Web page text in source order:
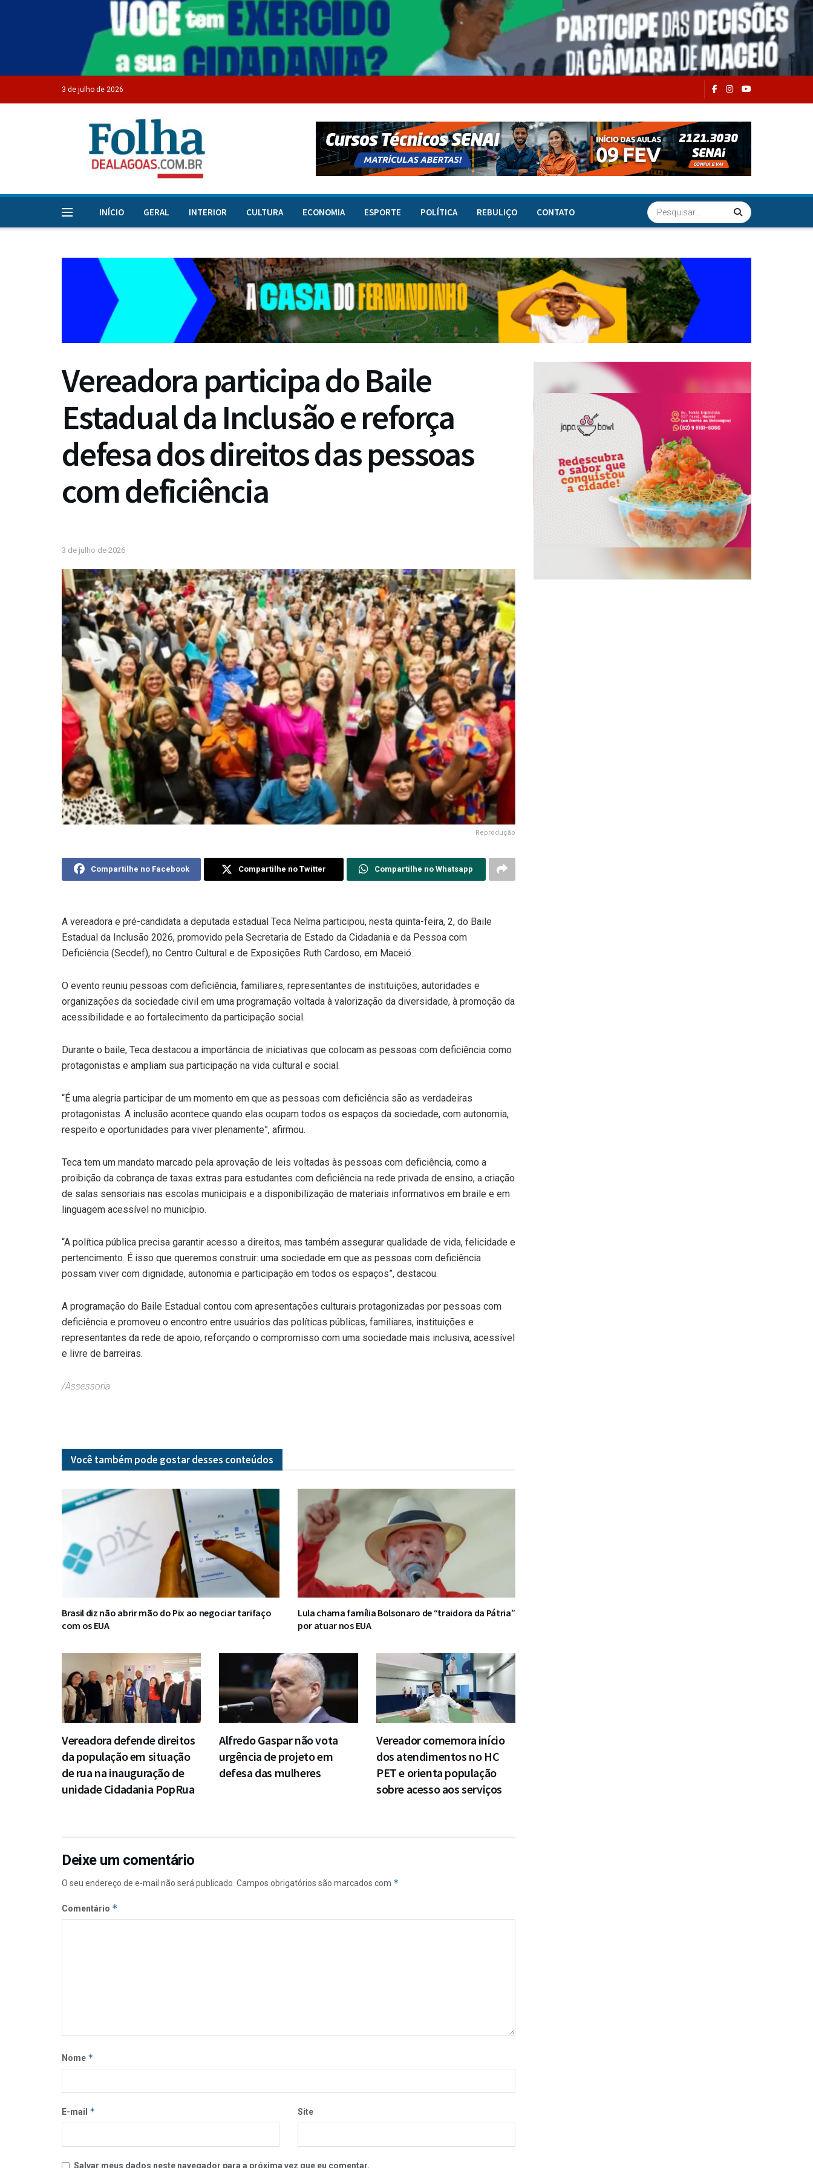
3 de julho de 2026
INÍCIO GERAL INTERIOR CULTURA ECONOMIA ESPORTE POLÍTICA REBULIÇO CONTATO
Vereadora participa do Baile
Estadual da Inclusão e reforça
defesa dos direitos das pessoas
com deficiência
3 de julho de 2026
Reprodução
Compartilhe no Facebook Compartilhe no Twitter Compartilhe no Whatsapp
A vereadora e pré-candidata a deputada estadual Teca Nelma participou, nesta quinta-feira, 2, do Baile
Estadual da Inclusão 2026, promovido pela Secretaria de Estado da Cidadania e da Pessoa com
Deficiência (Secdef), no Centro Cultural e de Exposições Ruth Cardoso, em Maceió.
O evento reuniu pessoas com deficiência, familiares, representantes de instituições, autoridades e
organizações da sociedade civil em uma programação voltada à valorização da diversidade, à promoção da
acessibilidade e ao fortalecimento da participação social.
Durante o baile, Teca destacou a importância de iniciativas que colocam as pessoas com deficiência como
protagonistas e ampliam sua participação na vida cultural e social.
“É uma alegria participar de um momento em que as pessoas com deficiência são as verdadeiras
protagonistas. A inclusão acontece quando elas ocupam todos os espaços da sociedade, com autonomia,
respeito e oportunidades para viver plenamente”, afirmou.
Teca tem um mandato marcado pela aprovação de leis voltadas às pessoas com deficiência, como a
proibição da cobrança de taxas extras para estudantes com deficiência na rede privada de ensino, a criação
de salas sensoriais nas escolas municipais e a disponibilização de materiais informativos em braile e em
linguagem acessível no município.
“A política pública precisa garantir acesso a direitos, mas também assegurar qualidade de vida, felicidade e
pertencimento. É isso que queremos construir: uma sociedade em que as pessoas com deficiência
possam viver com dignidade, autonomia e participação em todos os espaços”, destacou.
A programação do Baile Estadual contou com apresentações culturais protagonizadas por pessoas com
deficiência e promoveu o encontro entre usuários das políticas públicas, familiares, instituições e
representantes da rede de apoio, reforçando o compromisso com uma sociedade mais inclusiva, acessível
e livre de barreiras.
/Assessoria
Você também pode gostar desses conteúdos
Brasil diz não abrir mão do Pix ao negociar tarifaço
com os EUA
Lula chama família Bolsonaro de “traidora da Pátria”
por atuar nos EUA
Vereadora defende direitos
da população em situação
de rua na inauguração de
unidade Cidadania PopRua
Alfredo Gaspar não vota
urgência de projeto em
defesa das mulheres
Vereador comemora início
dos atendimentos no HC
PET e orienta população
sobre acesso aos serviços
Deixe um comentário
O seu endereço de e-mail não será publicado. Campos obrigatórios são marcados com *
Comentário *
Nome *
E-mail * Site
Salvar meus dados neste navegador para a próxima vez que eu comentar.